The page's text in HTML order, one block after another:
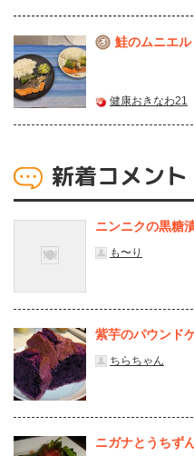
3 鮭のムニエ
健康おきなわ21
新着コメント
ニンニクの黒糖
も〜り
紫芋のパウンド
ちらちゃん
ニガナとうちず